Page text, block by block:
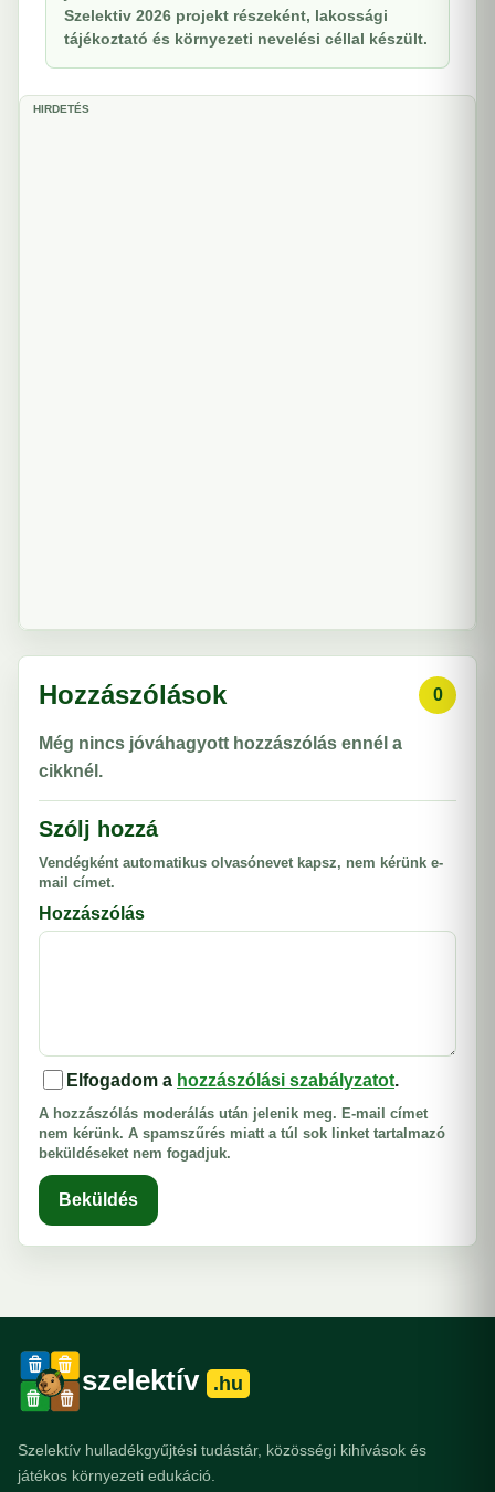
Szelektiv 2026 projekt részeként, lakossági
tájékoztató és környezeti nevelési céllal készült.
HIRDETÉS
Hozzászólások 0
Még nincs jóváhagyott hozzászólás ennél a
cikknél.
Szólj hozzá
Vendégként automatikus olvasónevet kapsz, nem kérünk e-
mail címet.
Hozzászólás
Elfogadom a hozzászólási szabályzatot.
A hozzászólás moderálás után jelenik meg. E-mail címet
nem kérünk. A spamszűrés miatt a túl sok linket tartalmazó
beküldéseket nem fogadjuk.
Beküldés
szelektív .hu
Szelektív hulladékgyűjtési tudástár, közösségi kihívások és
játékos környezeti edukáció.